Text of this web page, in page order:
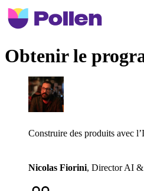
Obtenir le
Construire des produits avec
Nicolas Fiorini Director AI &